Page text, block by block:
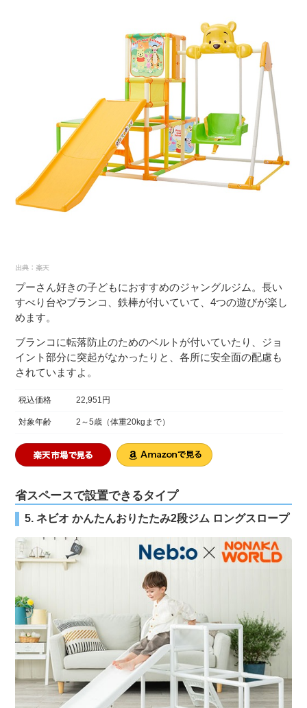
プーさん好きの子どもにおすすめのジャングルジム。長い
すべり台やブランコ、鉄棒が付いていて、4つの遊びが楽し
めます。
ブランコに転落防止のためのベルトが付いていたり、ジョ
イント部分に突起がなかったりと、各所に安全面の配慮も
されていますよ。
税込価格 22,951円
対象年齢 2～5歳（体重20kgまで）
省スペースで設置できるタイプ
5. ネビオ かんたんおりたたみ2段ジム ロングスロープ